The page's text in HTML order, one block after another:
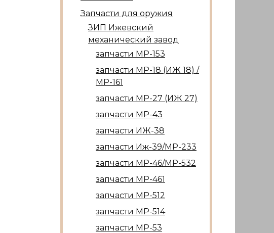
Запчасти для оружия
ЗИП Ижевский
механический завод
запчасти МР-153
запчасти МР-18 (ИЖ 18) /
МР-161
запчасти МР-27 (ИЖ 27)
запчасти МР-43
запчасти ИЖ-38
запчасти Иж-39/МР-233
запчасти МР-46/МР-532
запчасти МР-461
запчасти МР-512
запчасти МР-514
запчасти МР-53